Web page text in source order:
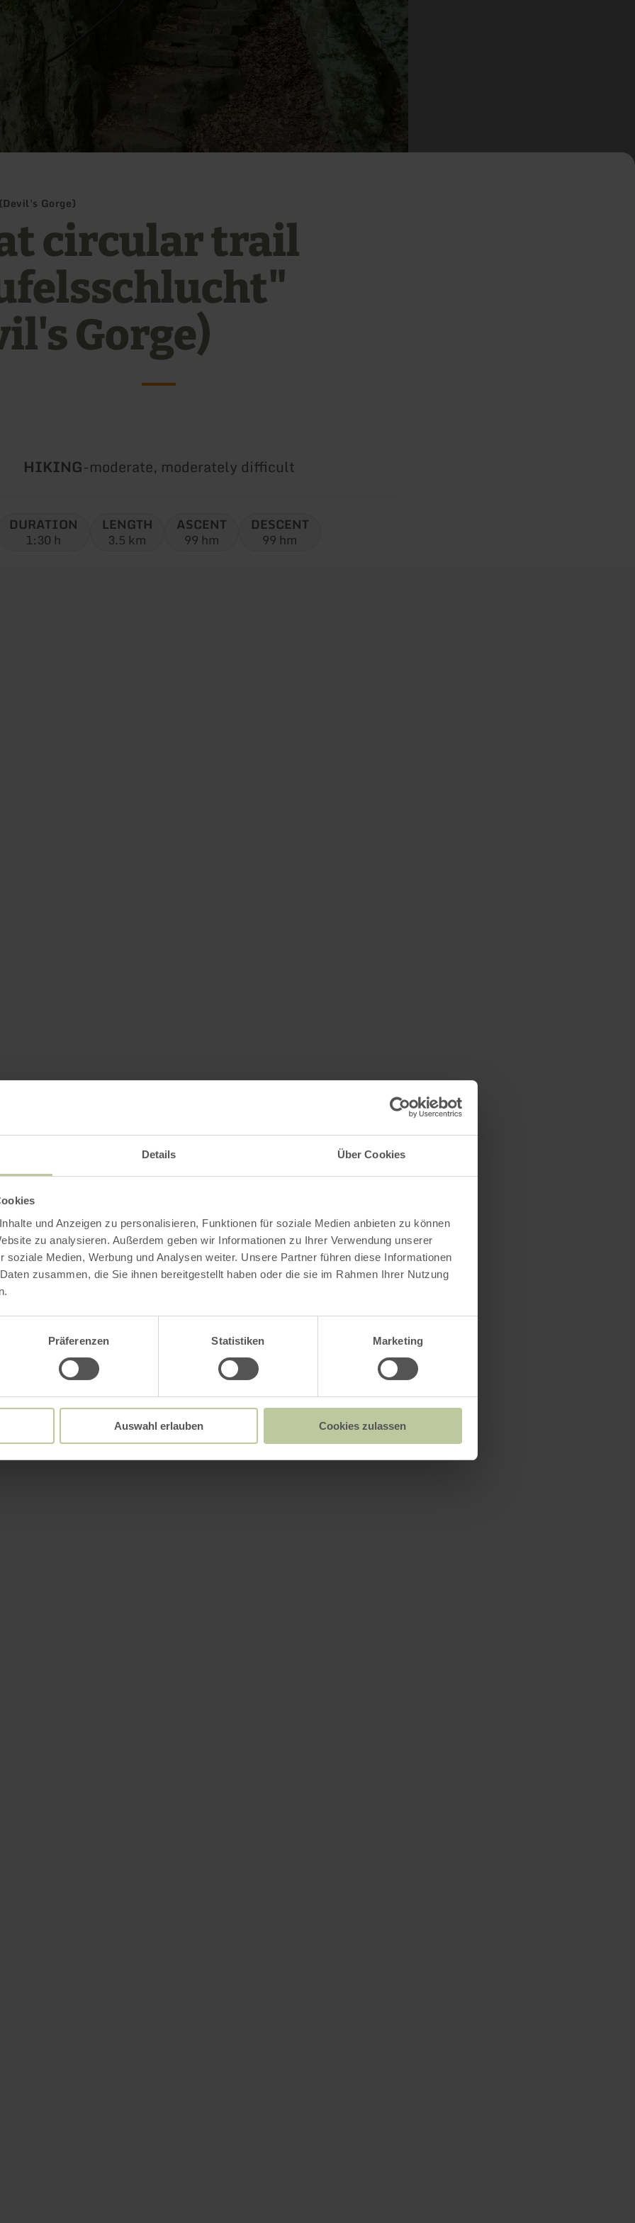
Details Über Cookies
und Anzeigen zu personalisieren, Funktionen für soziale Medien anbieten zu können
zu analysieren. Außerdem geben wir Informationen zu Ihrer Verwendung unserer
soziale Medien, Werbung und Analysen weiter. Unsere Partner führen diese Informationen
zusammen, die Sie ihnen bereitgestellt haben oder die sie im Rahmen Ihrer Nutzung
Präferenzen Statistiken Marketing
Auswahl erlauben Cookies zulassen
Gorge)
circular trail
Gorge)
Type
HIKING-Difficulty:
moderate, moderately difficult
DURATION
1:30 h
LENGTH
3.5 km
ASCENT
99 hm
DESCENT
99 hm